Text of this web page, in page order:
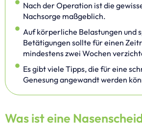
Nach der Operation ist die
Nachsorge maßgeblich.
Auf körperliche Belastungen und
Betätigungen sollte für einen
mindestens zwei Wochen
Es gibt viele Tipps, die für eine
Genesung angewandt werden
Was ist eine